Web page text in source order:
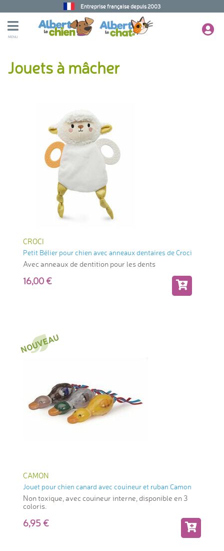
Entreprise française depuis 2003
MENU
Jouets à mâcher
CROCI
Petit Bélier pour chien avec anneaux dentaires de Croci
Avec anneaux de dentition pour les dents
16,00
CAMON
Jouet pour chien canard avec couineur et ruban Camon
Non toxique, avec couineur interne, disponible en 3
coloris.
6,95